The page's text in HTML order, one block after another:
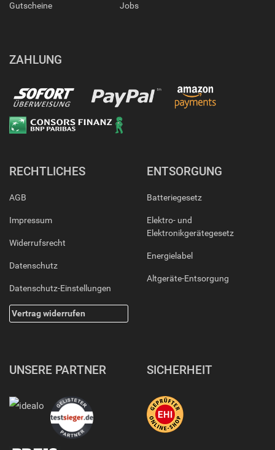
Gutscheine Jobs
ZAHLUNG
RECHTLICHES
AGB
Impressum
Widerrufsrecht
Datenschutz
Datenschutz-Einstellungen
Vertrag widerrufen
ENTSORGUNG
Batteriegesetz
Elektro- und
Elektronikgerätegesetz
Energielabel
Altgeräte-Entsorgung
UNSERE PARTNER SICHERHEIT